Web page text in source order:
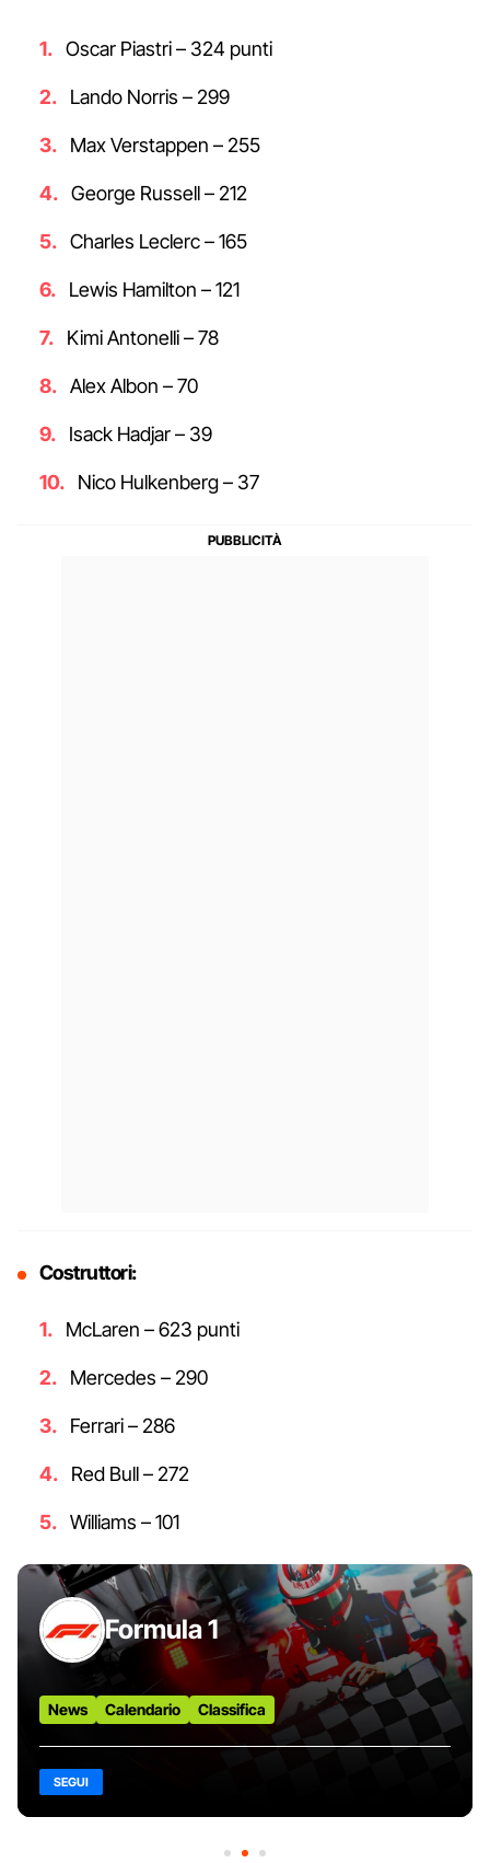
Oscar Piastri – 324 punti
Lando Norris – 299
Max Verstappen – 255
George Russell – 212
Charles Leclerc – 165
Lewis Hamilton – 121
Kimi Antonelli – 78
Alex Albon – 70
Isack Hadjar – 39
Nico Hulkenberg – 37
Costruttori:
McLaren – 623 punti
Mercedes – 290
Ferrari – 286
Red Bull – 272
Williams – 101
Formula 1
News Calendario Classifica
SEGUI